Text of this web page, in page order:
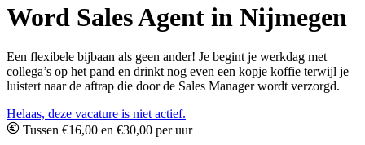
Word Sales Agent in Nijmegen
Een flexibele bijbaan als geen ander! Je begint je werkdag met
collega’s op het pand en drinkt nog even een kopje koffie terwijl je
luistert naar de aftrap die door de Sales Manager wordt verzorgd.
Helaas, deze vacature is niet actief.
Tussen €16,00 en €30,00 per uur